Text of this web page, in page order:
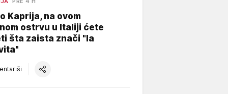
Kaprija, na ovom
ostrvu u Italiji ćete
šta zaista znači "la